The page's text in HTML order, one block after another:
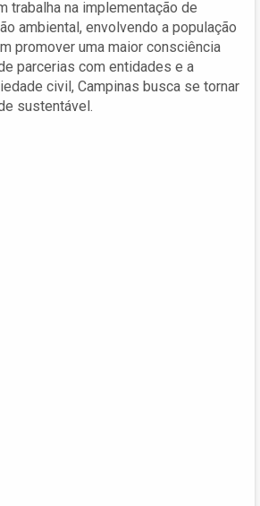
trabalha na implementação de
ambiental, envolvendo a população
promover uma maior consciência
parcerias com entidades e a
civil, Campinas busca se tornar
sustentável.